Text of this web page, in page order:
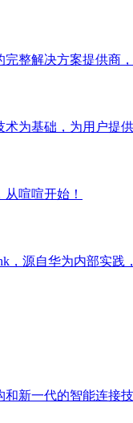
整解决方案提供商
术为基础，为用户提
喧喧开始！
，源自华为内部实
新一代的智能连接